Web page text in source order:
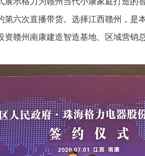
六次直播带货。选择江西赣州，是
资赣州南康建造智造基地、区域营销